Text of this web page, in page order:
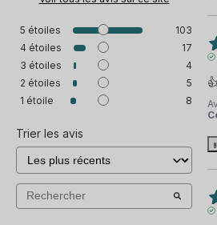
impose que le DAS ne dépasse
et la tête, et 4 W/kg pour les
Bluetooth
Réseaux 3G/4G/5G et Wifi
Géolocalisation
NFC
IMEI
5 étoiles
103
4 étoiles
17
3 étoiles
4
2 étoiles
5
1 étoile 8
Trier les avis